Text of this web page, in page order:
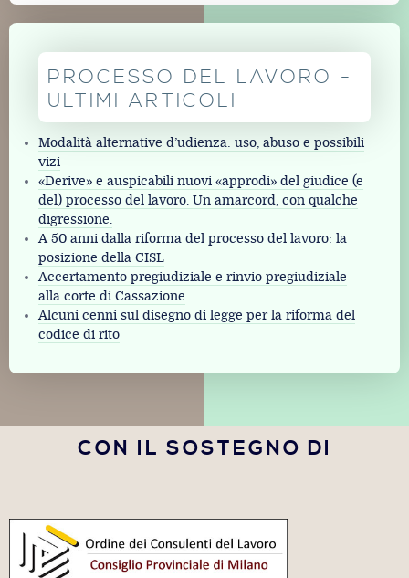
PROCESSO DEL LAVORO -
ULTIMI ARTICOLI
Modalità alternative d’udienza: uso, abuso e possibili
vizi
«Derive» e auspicabili nuovi «approdi» del giudice (e
del) processo del lavoro. Un amarcord, con qualche
digressione.
A 50 anni dalla riforma del processo del lavoro: la
posizione della CISL
Accertamento pregiudiziale e rinvio pregiudiziale
alla corte di Cassazione
Alcuni cenni sul disegno di legge per la riforma del
codice di rito
CON IL SOSTEGNO DI